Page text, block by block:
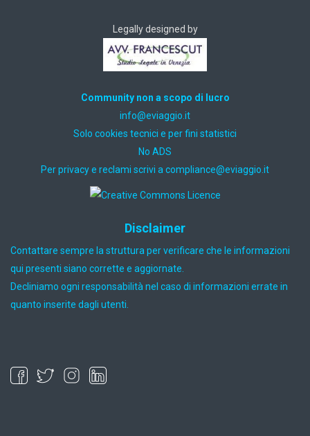
Legally designed by
Community non a scopo di lucro
ti.oiggaive@ofni
Solo cookies tecnici e per fini statistici
No ADS
Per privacy e reclami scrivi a ti.oiggaive@ecnailpmoc
Disclaimer
Contattare sempre la struttura per verificare che le informazioni
qui presenti siano corrette e aggiornate.
Decliniamo ogni responsabilità nel caso di informazioni errate in
quanto inserite dagli utenti.